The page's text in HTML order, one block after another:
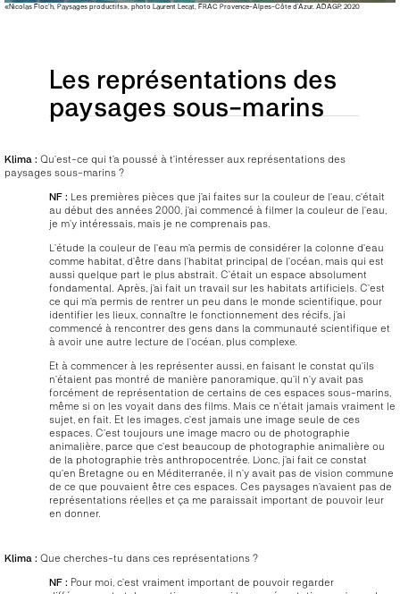
«Nicolas Floc’h, Paysages productifs», photo Laurent Lecat, FRAC Provence-Alpes-Côte d’Azur. ADAGP, 2020
Les représentations des
paysages sous-marins
Klima : Qu’est-ce qui t’a poussé à t’intéresser aux représentations des
paysages sous-marins ?
NF : Les premières pièces que j’ai faites sur la couleur de l’eau, c’était
au début des années 2000, j’ai commencé à filmer la couleur de l’eau,
je m’y intéressais, mais je ne comprenais pas.
L’étude la couleur de l’eau m’a permis de considérer la colonne d’eau
comme habitat, d’être dans l’habitat principal de l’océan, mais qui est
aussi quelque part le plus abstrait. C’était un espace absolument
fondamental. Après, j’ai fait un travail sur les habitats artificiels. C’est
ce qui m’a permis de rentrer un peu dans le monde scientifique, pour
identifier les lieux, connaître le fonctionnement des récifs, j’ai
commencé à rencontrer des gens dans la communauté scientifique et
à avoir une autre lecture de l’océan, plus complexe.
Et à commencer à les représenter aussi, en faisant le constat qu’ils
n’étaient pas montré de manière panoramique, qu’il n’y avait pas
forcément de représentation de certains de ces espaces sous-marins,
même si on les voyait dans des films. Mais ce n’était jamais vraiment le
sujet, en fait. Et les images, c’est jamais une image seule de ces
espaces. C’est toujours une image macro ou de photographie
animalière, parce que c’est beaucoup de photographie animalière ou
de la photographie très anthropocentrée. Donc, j’ai fait ce constat
qu’en Bretagne ou en Méditerranée, il n’y avait pas de vision commune
de ce que pouvaient être ces espaces. Ces paysages n’avaient pas de
représentations réelles et ça me paraissait important de pouvoir leur
en donner.
Klima : Que cherches-tu dans ces représentations ?
NF : Pour moi, c’est vraiment important de pouvoir regarder